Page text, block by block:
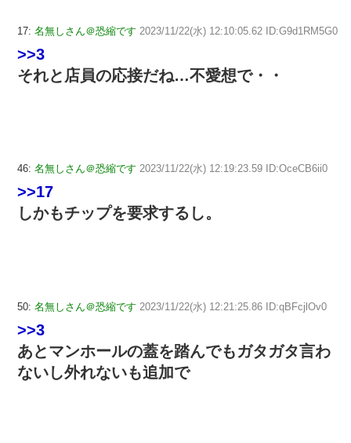
17: 名無しさん＠恐縮です 2023/11/22(水) 12:10:05.62 ID:G9d1RM5G0
>>3
それと店員の応接だね…不愛想で・・
46: 名無しさん＠恐縮です 2023/11/22(水) 12:19:23.59 ID:OceCB6ii0
>>17
しかもチップを要求するし。
50: 名無しさん＠恐縮です 2023/11/22(水) 12:21:25.86 ID:qBFcjlOv0
>>3
あとマンホールの蓋を踏んでもガタガタ言わ
ないし外れないも追加で